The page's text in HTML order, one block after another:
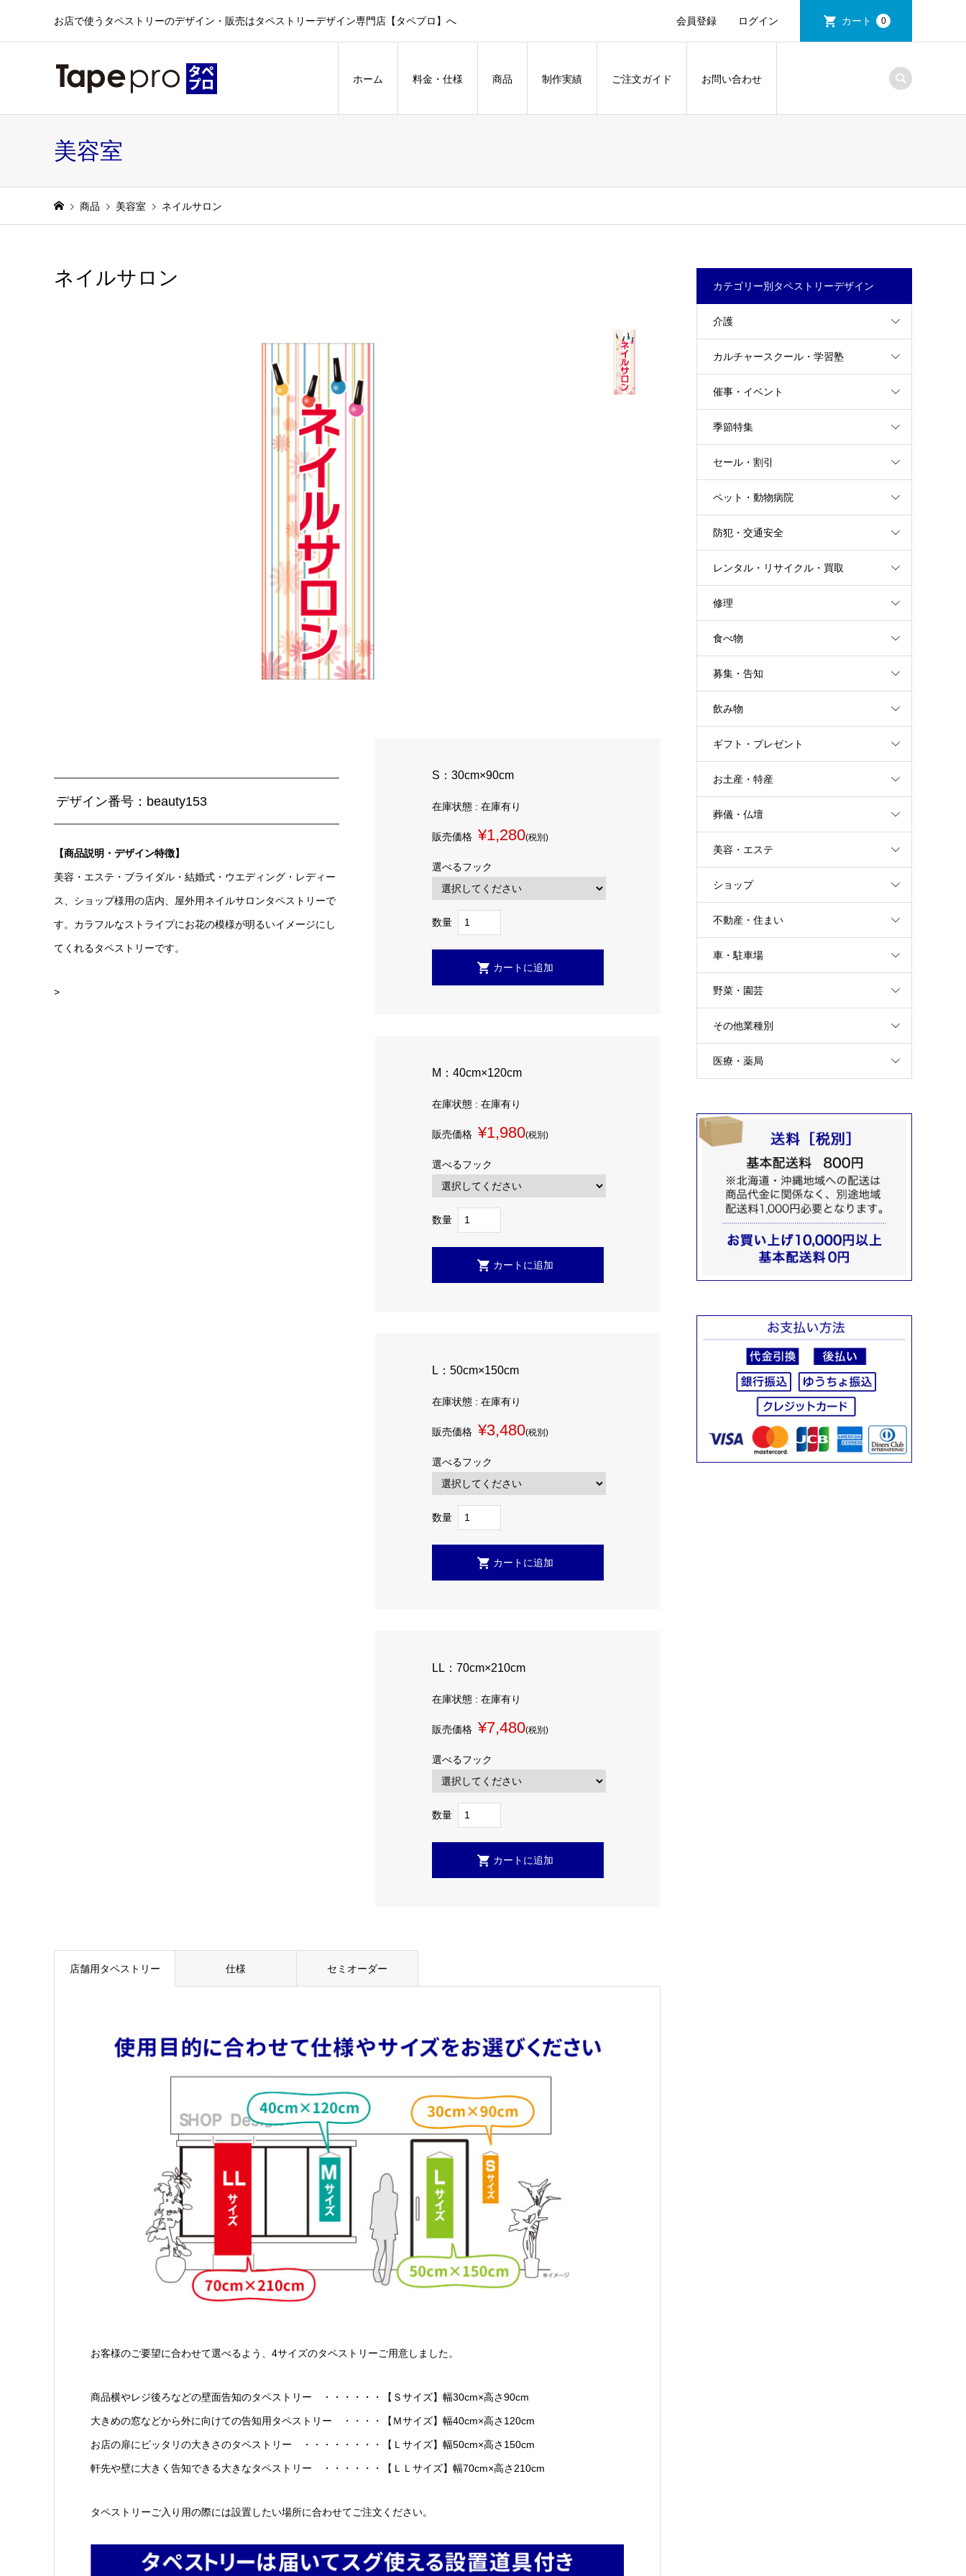
お店で使うタペストリーのデザイン・販売はタペストリーデザイン専門店【タペプロ】へ 会員登録 ログイン カート 0
ホーム 料金・仕様 商品 制作実績 ご注文ガイド お問い合わせ
美容室
商品 美容室 ネイルサロン
ネイルサロン
デザイン番号：beauty153
【商品説明・デザイン特徴】
美容・エステ・ブライダル・結婚式・ウエディング・レディー
ス、ショップ様用の店内、屋外用ネイルサロンタペストリーで
す。カラフルなストライプにお花の模様が明るいイメージにし
てくれるタペストリーです。
>
S：30cm×90cm
在庫状態 : 在庫有り
販売価格 ¥1,280(税別)
選べるフック
数量
M：40cm×120cm
在庫状態 : 在庫有り
販売価格 ¥1,980(税別)
選べるフック
数量
L：50cm×150cm
在庫状態 : 在庫有り
販売価格 ¥3,480(税別)
選べるフック
数量
LL：70cm×210cm
在庫状態 : 在庫有り
販売価格 ¥7,480(税別)
選べるフック
数量
店舗用タペストリー 仕様 セミオーダー
お客様のご要望に合わせて選べるよう、4サイズのタペストリーご用意しました。
商品横やレジ後ろなどの壁面告知のタペストリー ・・・・・・【Ｓサイズ】幅30cm×高さ90cm
大きめの窓などから外に向けての告知用タペストリー ・・・・【Ｍサイズ】幅40cm×高さ120cm
お店の扉にピッタリの大きさのタペストリー ・・・・・・・・【Ｌサイズ】幅50cm×高さ150cm
軒先や壁に大きく告知できる大きなタペストリー ・・・・・・【ＬＬサイズ】幅70cm×高さ210cm
タペストリーご入り用の際には設置したい場所に合わせてご注文ください。
カテゴリー別タペストリーデザイン
介護
カルチャースクール・学習塾
催事・イベント
季節特集
セール・割引
ペット・動物病院
防犯・交通安全
レンタル・リサイクル・買取
修理
食べ物
募集・告知
飲み物
ギフト・プレゼント
お土産・特産
葬儀・仏壇
美容・エステ
ショップ
不動産・住まい
車・駐車場
野菜・園芸
その他業種別
医療・薬局